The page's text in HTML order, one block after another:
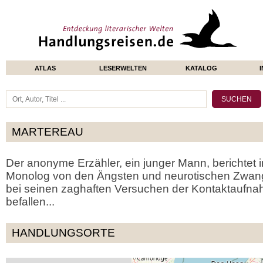
ATLAS LESERWELTEN KATALOG
MARTEREAU
Der anonyme Erzähler, ein junger Mann, berichtet
Monolog von den Ängsten und neurotischen
bei seinen zaghaften Versuchen der
befallen...
HANDLUNGSORTE